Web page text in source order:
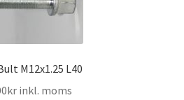
M12x1.25 L40
kr inkl. moms